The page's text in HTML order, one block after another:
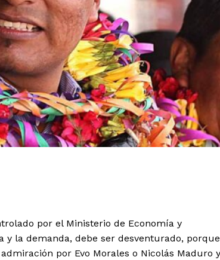
por el Ministerio de Economía y
y la demanda, debe ser desventurado, porque
por Evo Morales o Nicolás Maduro y